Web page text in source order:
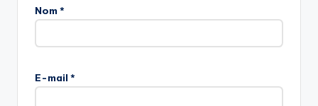
Nom *
E-mail *